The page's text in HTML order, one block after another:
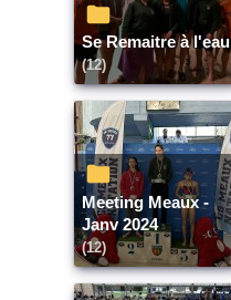
Se Remaitre à l'eau
(12)
Meeting Meaux -
Janv 2024
(12)